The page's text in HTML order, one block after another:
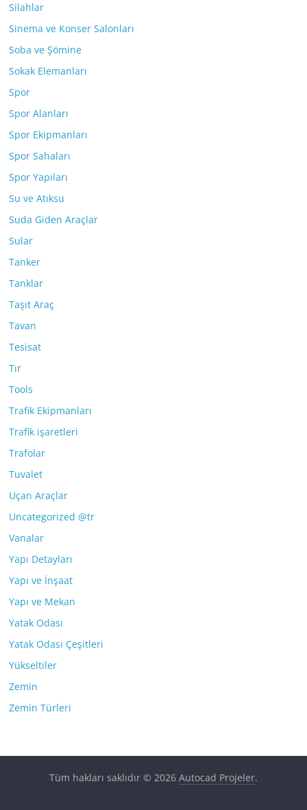
Silahlar
Sinema ve Konser Salonları
Soba ve Şömine
Sokak Elemanları
Spor
Spor Alanları
Spor Ekipmanları
Spor Sahaları
Spor Yapıları
Su ve Atıksu
Suda Giden Araçlar
Sular
Tanker
Tanklar
Taşıt Araç
Tavan
Tesisat
Tır
Tools
Trafik Ekipmanları
Trafik işaretleri
Trafolar
Tuvalet
Uçan Araçlar
Uncategorized @tr
Vanalar
Yapı Detayları
Yapı ve İnşaat
Yapı ve Mekan
Yatak Odası
Yatak Odası Çeşitleri
Yükseltiler
Zemin
Zemin Türleri
Tüm hakları saklıdır © 2026 Autocad Projeler.